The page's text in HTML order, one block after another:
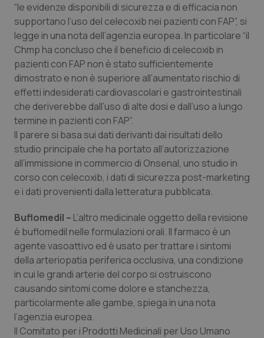
Sardegna
Sicilia
Toscana
Umbria
Valle D’Aosta
Veneto
Malattia di Crohn & Rettocolite Ulcerosa
Neuroscienze & patologie neurodegenerative
Obesità
Oftalmologia
Oncodermatologia
Oncoematologia
Oncologia & Nutrizione
Psoriasi & pelle
Quotidiano Cardiologia
Quotidiano Chirurgia
Quotidiano Oncologia
“le evidenze disponibili di sicurezza e di efficacia non
supportano l’uso del celecoxib nei pazienti con FAP”, si
legge in una nota dell’agenzia europea. In particolare “il
Chmp ha concluso che il beneficio di celecoxib in
pazienti con FAP non è stato sufficientemente
dimostrato e non è superiore all’aumentato rischio di
effetti indesiderati cardiovascolari e gastrointestinali
che deriverebbe dall’uso di alte dosi e dall’uso a lungo
termine in pazienti con FAP”.
Il parere si basa sui dati derivanti dai risultati dello
studio principale che ha portato all’autorizzazione
all’immissione in commercio di Onsenal, uno studio in
corso con celecoxib, i dati di sicurezza post-marketing
e i dati provenienti dalla letteratura pubblicata.
Buflomedil – L’altro medicinale oggetto della revisione
è buflomedil nelle formulazioni orali. Il farmaco è un
agente vasoattivo ed è usato per trattare i sintomi
della arteriopatia periferica occlusiva, una condizione
in cui le grandi arterie del corpo si ostruiscono
causando sintomi come dolore e stanchezza,
particolarmente alle gambe, spiega in una nota
l’agenzia europea.
Il Comitato per i Prodotti Medicinali per Uso Umano